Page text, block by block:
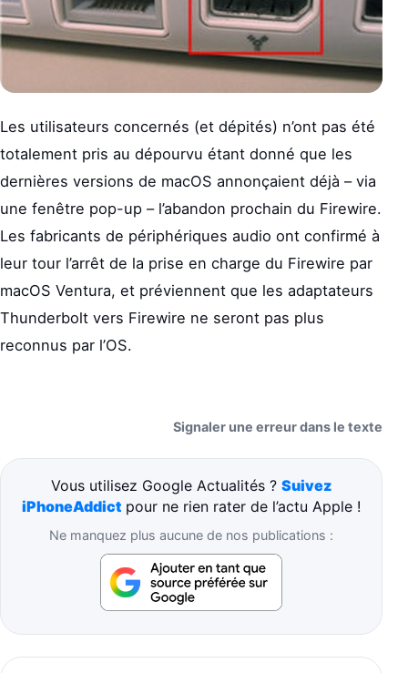
Les utilisateurs concernés (et dépités) n’ont pas été
totalement pris au dépourvu étant donné que les
dernières versions de macOS annonçaient déjà – via
une fenêtre pop-up – l’abandon prochain du Firewire.
Les fabricants de périphériques audio ont confirmé à
leur tour l’arrêt de la prise en charge du Firewire par
macOS Ventura, et préviennent que les adaptateurs
Thunderbolt vers Firewire ne seront pas plus
reconnus par l’OS.
Signaler une erreur dans le texte
Vous utilisez Google Actualités ? Suivez
iPhoneAddict pour ne rien rater de l’actu Apple !
Ne manquez plus aucune de nos publications :